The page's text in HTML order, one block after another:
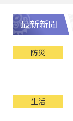
最新新聞
防災
生活